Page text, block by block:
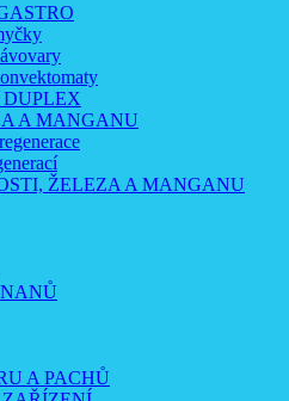
DUPLEX
A MANGANU
ŽELEZA A MANGANU
A PACHŮ